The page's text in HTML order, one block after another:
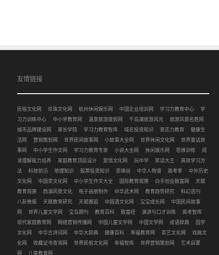
友情链接
民俗文化网 珍珠文化网 杭州休闲娱乐网 中国企业培训网 学习力教育中心
学
习力训练中心
中小学教育网 温泉旅游度假网 千岛湖旅游风光
旅游风景名胜网
城市品牌建设网
家长学院 学习力教育智库 域名投资知识 意志力教育
健康生
活网
营销策划网 世界民间故事网 小故事大全网 世界休闲文化网
世界童话故
事网
中小学生作文网 学习力教育专家 小说大全网 休闲娱乐网 思维训练
阅
读理解能力培养
家庭教育顶层设计 爱情文化网 玩中学 笑话大王
高效学习方
法
科技前沿 地理知识 股票投资知识 思维谷 中华人物谱 高考季
中外历史
文化网
中国茶文化网 中小学生作文大全 国际教育观察 白手创业致富网
天赋
教育观察
西湖风景文化 电子画册制作 中华武术网 教育趋势研究
科幻选刊
八卦晚报
天赋教育研究 天赋邂逅 中国酒文化网 宝宝成长网
中国民间故事
网
世界儿童文学网 宝岛期刊 教育百科 致富经 演讲与口才训练
高考智库
现代家庭教育网
网络营销传播网 中国儿童文学网 中国文学网 成语辞典
国学
文化网
中华古诗词网 中华大辞典 健康百科 幸福教育网 茶艺文化网
戏曲文
化网
收藏证书查询网 世界民俗文化网 幸福智库 世界营销策划网
艺术启蒙
网
儿童教育网